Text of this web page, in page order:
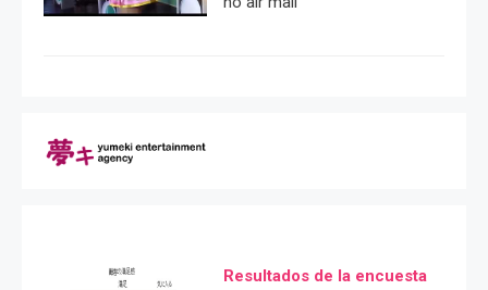
Resultados de la encuesta